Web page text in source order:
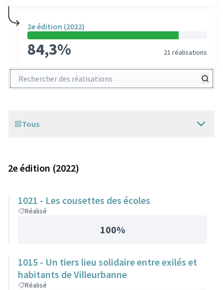
2e édition (2022)
84,3% 21 réalisations
Rechercher des réalisations
Scope
Tous
2e édition (2022)
1021 - Les cousettes des écoles
Réalisé
100%
1015 - Un tiers lieu solidaire entre exilés et
habitants de Villeurbanne
Réalisé